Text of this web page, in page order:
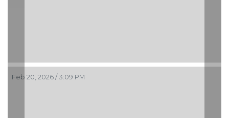
Feb 20, 2026 / 3:09 PM